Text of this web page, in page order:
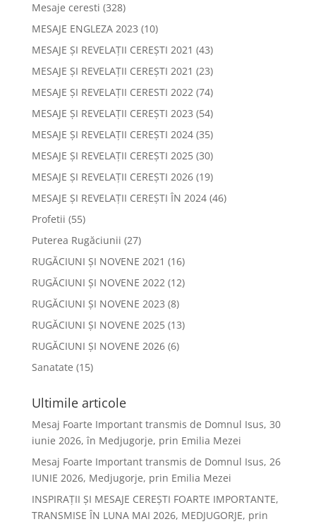
Mesaje ceresti (328)
MESAJE ENGLEZA 2023 (10)
MESAJE ȘI REVELAȚII CEREȘTI 2021 (43)
MESAJE ȘI REVELAȚII CEREȘTI 2021 (23)
MESAJE ȘI REVELAȚII CERESTI 2022(74)
MESAJE ȘI REVELAȚII CEREȘTI 2023 (54)
MESAJE ȘI REVELAȚII CEREȘTI 2024(35)
MESAJE ȘI REVELAȚII CEREȘTI 2025(30)
MESAJE ȘI REVELAȚII CEREȘTI 2026(19)
MESAJE ȘI REVELAȚII CEREȘTI ÎN 2024(46)
Profetii (55)
Puterea Rugăciunii (27)
RUGĂCIUNI ȘI NOVENE 2021 (16)
RUGĂCIUNI ȘI NOVENE 2022(12)
RUGĂCIUNI ȘI NOVENE 2023 (8)
RUGĂCIUNI ȘI NOVENE 2025(13)
RUGĂCIUNI ȘI NOVENE 2026(6)
Sanatate (15)
Ultimile articole
Mesaj Foarte Important transmis de Domnul Isus, 30
iunie 2026, în Medjugorje, prin Emilia Mezei
Mesaj Foarte Important transmis de Domnul Isus, 26
IUNIE 2026, Medjugorje, prin Emilia Mezei
INSPIRAȚII ȘI MESAJE CEREȘTI FOARTE IMPORTANTE,
TRANSMISE ÎN LUNA MAI 2026, MEDJUGORJE, prin